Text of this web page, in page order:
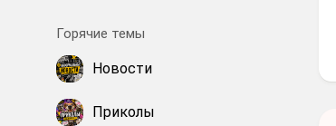
Горячие темы
Новости
Приколы